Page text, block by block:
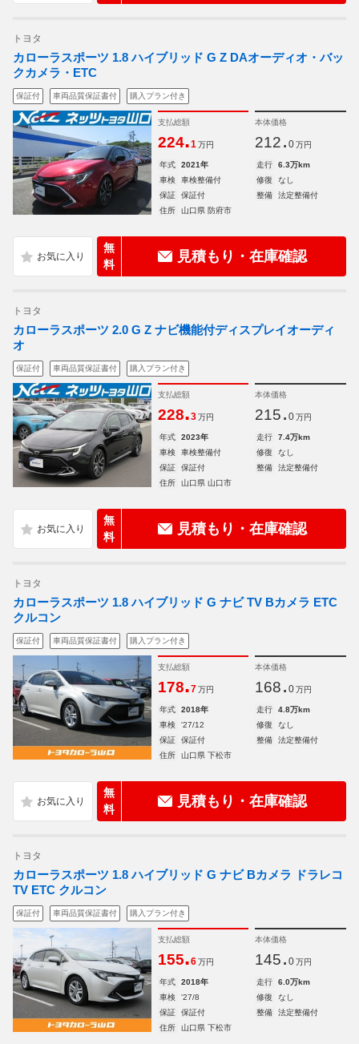
トヨタ
カローラスポーツ 1.8 ハイブリッド G Z DAオーディオ・バッ
クカメラ・ETC
保証付 車両品質保証書付 購入プラン付き
支払総額
224.1 万円
本体価格
212. 0 万円
年式 2021年 走行
6.3万km
車検
車検整備付 修復
なし
保証
保証付 整備
法定整備付
住所
山口県 防府市
無
料
見積もり・在庫確認
トヨタ
カローラスポーツ 2.0 G Z ナビ機能付ディスプレイオーディ
オ
保証付 車両品質保証書付 購入プラン付き
支払総額
228.3 万円
本体価格
215. 0 万円
年式 2023年 走行
7.4万km
車検
車検整備付 修復
なし
保証
保証付 整備
法定整備付
住所
山口県 山口市
無
料
見積もり・在庫確認
トヨタ
カローラスポーツ 1.8 ハイブリッド G ナビ TV Bカメラ ETC
クルコン
保証付 車両品質保証書付 購入プラン付き
支払総額
178.7 万円
本体価格
168. 0 万円
年式 2018年 走行
4.8万km
車検
'27/12 修復
なし
保証
保証付 整備
法定整備付
住所
山口県 下松市
無
料
見積もり・在庫確認
トヨタ
カローラスポーツ 1.8 ハイブリッド G ナビ Bカメラ ドラレコ
TV ETC クルコン
保証付 車両品質保証書付 購入プラン付き
支払総額
155.6 万円
本体価格
145. 0 万円
年式 2018年 走行
6.0万km
車検
'27/8 修復
なし
保証
保証付 整備
法定整備付
住所
山口県 下松市